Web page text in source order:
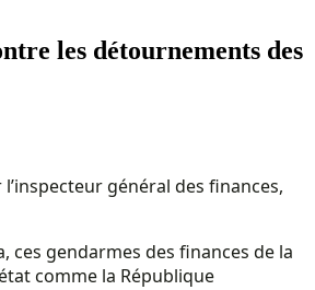
les détournements des
général des finances,
ces gendarmes des finances de la
comme la République